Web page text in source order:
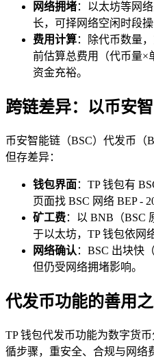
网络拥堵：以太坊等网
长，可择网络空闲时段
费用计算：除代币数量
前估算总费用（代币量×
资金充裕。
跨链差异：以币安
币安智能链（BSC）代发币（
但存差异：
钱包界面：TP 钱包有
页面找 BSC 网络 BEP -
矿工费：以 BNB（BSC
于以太坊，TP 钱包依网
网络确认 ：BSC 出块快
但仍受网络拥堵影响。
代发币功能的善用
TP 钱包代发币功能为数字货
循步骤，重安全、合规与网络